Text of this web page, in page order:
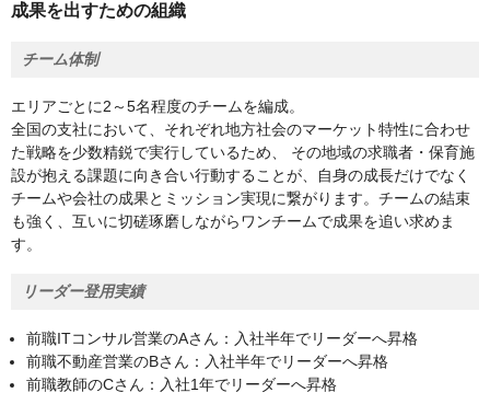
成果を出すための組織
チーム体制
エリアごとに2～5名程度のチームを編成。
全国の支社において、それぞれ地方社会のマーケット特性に合わせ
た戦略を少数精鋭で実行しているため、 その地域の求職者・保育施
設が抱える課題に向き合い行動することが、自身の成長だけでなく
チームや会社の成果とミッション実現に繋がります。チームの結束
も強く、互いに切磋琢磨しながらワンチームで成果を追い求めま
す。
リーダー登用実績
前職ITコンサル営業のAさん：入社半年でリーダーへ昇格
前職不動産営業のBさん：入社半年でリーダーへ昇格
前職教師のCさん：入社1年でリーダーへ昇格